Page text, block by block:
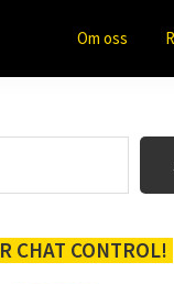
Om oss
CHAT CONTROL!